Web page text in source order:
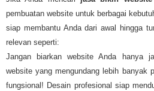
pembuatan website untuk berbagai
siap membantu Anda dari awal hingga
relevan seperti:
Jangan biarkan website Anda hanya
website yang mengundang lebih banyak
fungsional! Desain profesional siap